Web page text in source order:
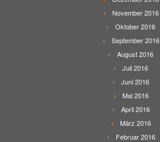
November 2016
Oktober 2016
September 2016
August 2016
Juli 2016
Juni 2016
Mai 2016
April 2016
März 2016
Februar 2016